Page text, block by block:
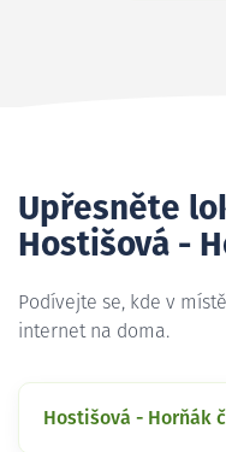
Upřesněte
Hostišová -
Podívejte se, kde v
internet na doma.
Hostišová - Horňák